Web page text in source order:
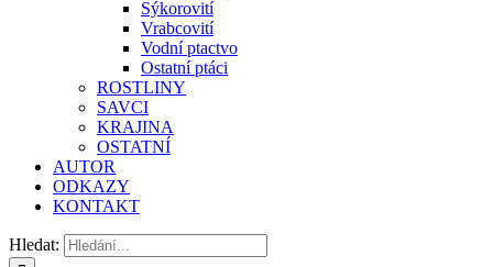
Sýkorovití
Vrabcovití
Vodní ptactvo
Ostatní ptáci
ROSTLINY
SAVCI
KRAJINA
OSTATNÍ
AUTOR
ODKAZY
KONTAKT
Hledat: